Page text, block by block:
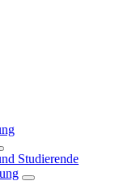
Studierende